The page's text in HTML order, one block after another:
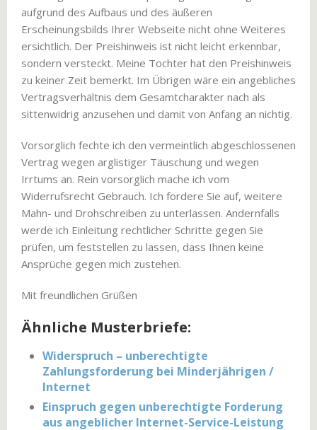
aufgrund des Aufbaus und des äußeren
Erscheinungsbilds Ihrer Webseite nicht ohne Weiteres
ersichtlich. Der Preishinweis ist nicht leicht erkennbar,
sondern versteckt. Meine Tochter hat den Preishinweis
zu keiner Zeit bemerkt. Im Übrigen wäre ein angebliches
Vertragsverhältnis dem Gesamtcharakter nach als
sittenwidrig anzusehen und damit von Anfang an nichtig.
Vorsorglich fechte ich den vermeintlich abgeschlossenen
Vertrag wegen arglistiger Täuschung und wegen
Irrtums an. Rein vorsorglich mache ich vom
Widerrufsrecht Gebrauch. Ich fordere Sie auf, weitere
Mahn- und Drohschreiben zu unterlassen. Andernfalls
werde ich Einleitung rechtlicher Schritte gegen Sie
prüfen, um feststellen zu lassen, dass Ihnen keine
Ansprüche gegen mich zustehen.
Mit freundlichen Grüßen
Ähnliche Musterbriefe:
Widerspruch – unberechtigte
Zahlungsforderung bei Minderjährigen /
Internet
Einspruch gegen unberechtigte Forderung
aus angeblicher Internet-Service-Leistung